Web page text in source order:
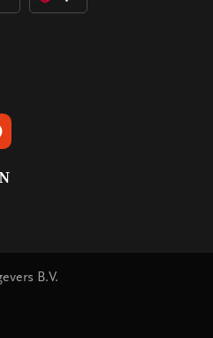
OP LINKEDIN
ONS OP PINTEREST
B.V.